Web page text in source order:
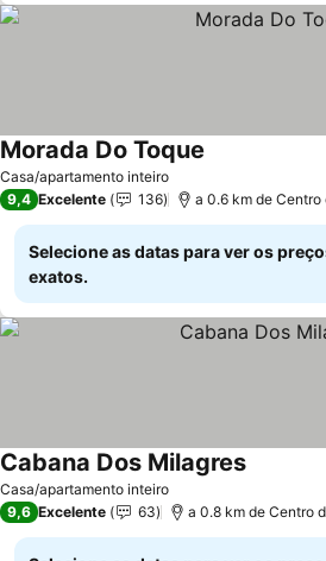
Casa/apartamento inteiro
Morada Do Toque
9,4 Excelente 136 a 0.6 km de Centro
Selecione as datas para ver os
exatos.
Casa/apartamento inteiro
Cabana Dos MilagresVer
9,6 Excelente 63 a 0.8 km de Centro